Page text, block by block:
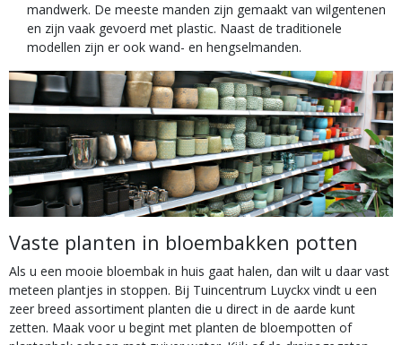
mandwerk. De meeste manden zijn gemaakt van wilgentenen
en zijn vaak gevoerd met plastic. Naast de traditionele
modellen zijn er ook wand- en hengselmanden.
Vaste planten in bloembakken potten
Als u een mooie bloembak in huis gaat halen, dan wilt u daar vast
meteen plantjes in stoppen. Bij Tuincentrum Luyckx vindt u een
zeer breed assortiment planten die u direct in de aarde kunt
zetten. Maak voor u begint met planten de bloempotten of